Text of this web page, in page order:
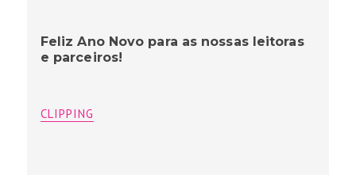
Feliz Ano Novo para as nossas leitoras
e parceiros!
CLIPPING